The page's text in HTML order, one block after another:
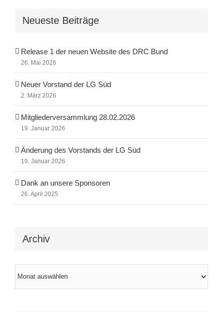
Neueste Beiträge
Release 1 der neuen Website des DRC Bund
26. Mai 2026
Neuer Vorstand der LG Süd
2. März 2026
Mitgliederversammlung 28.02.2026
19. Januar 2026
Änderung des Vorstands der LG Süd
19. Januar 2026
Dank an unsere Sponsoren
26. April 2025
Archiv